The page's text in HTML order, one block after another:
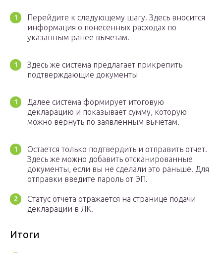
Перейдите к следующему шагу. Здесь вносится
информация о понесенных расходах по
указанным ранее вычетам.
Здесь же система предлагает прикрепить
подтверждающие документы
Далее система формирует итоговую
декларацию и показывает сумму, которую
можно вернуть по заявленным вычетам.
Остается только подтвердить и отправить отчет.
Здесь же можно добавить отсканированные
документы, если вы не сделали это раньше. Для
отправки введите пароль от ЭП.
Статус отчета отражается на странице подачи
декларации в ЛК.
Итоги